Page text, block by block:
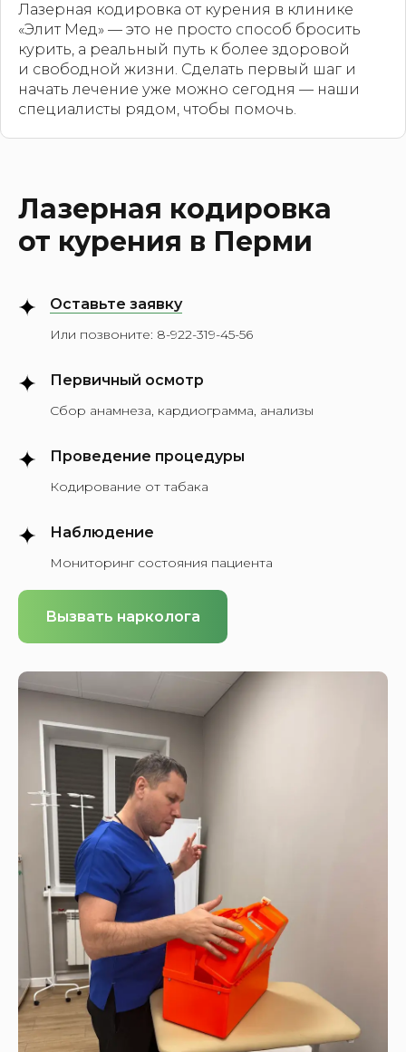
Лазерная кодировка от курения в клинике
«Элит Мед» — это не просто способ бросить
курить, а реальный путь к более здоровой
и свободной жизни. Сделать первый шаг и
начать лечение уже можно сегодня — наши
специалисты рядом, чтобы помочь.
Лазерная кодировка
от курения в Перми
Оставьте заявку
Или позвоните: 8-922-319-45-56
Первичный осмотр
Сбор анамнеза, кардиограмма, анализы
Проведение процедуры
Кодирование от табака
Наблюдение
Мониторинг состояния пациента
Вызвать нарколога